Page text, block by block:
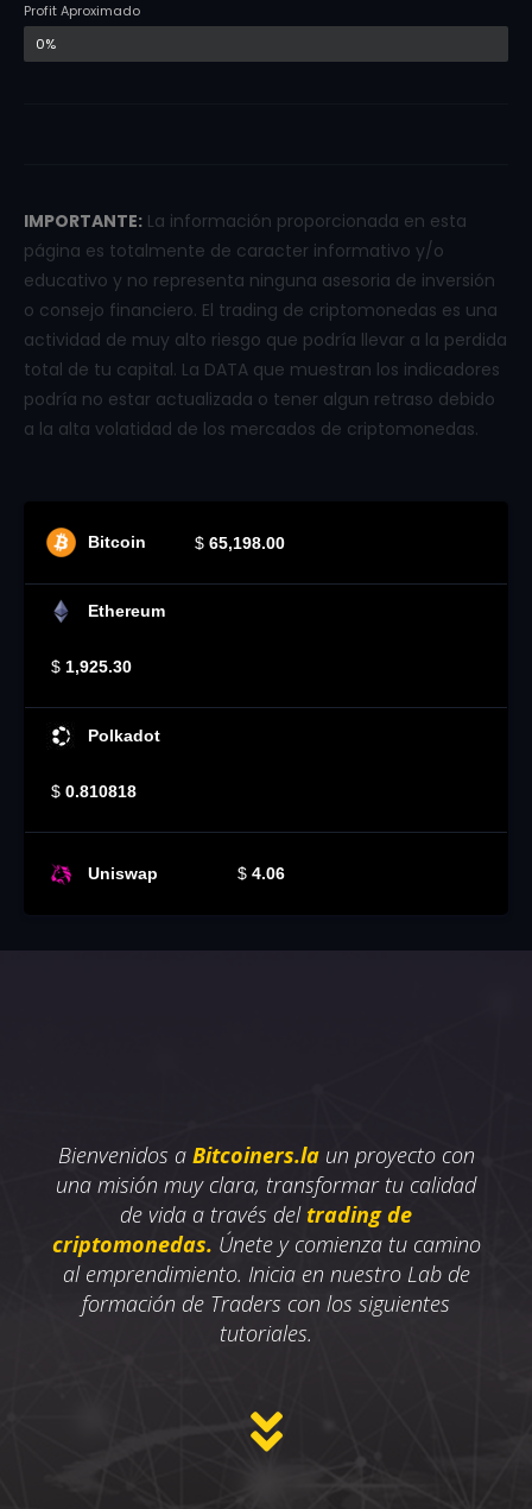
Profit Aproximado
0%
IMPORTANTE: La información proporcionada en esta
página es totalmente de caracter informativo y/o
educativo y no representa ninguna asesoria de inversión
o consejo financiero. El trading de criptomonedas es una
actividad de muy alto riesgo que podría llevar a la perdida
total de tu capital. La DATA que muestran los indicadores
podría no estar actualizada o tener algun retraso debido
a la alta volatidad de los mercados de criptomonedas.
Bitcoin $ 65,198.00
Ethereum
$ 1,925.30
Polkadot
$ 0.810818
Uniswap $ 4.06
Bienvenidos a Bitcoiners.la un proyectocon
una misión muy clara, transformar tu calidad
de vida a través del trading de
criptomonedas. Únete y comienza tu camino
al emprendimiento. Inicia en nuestro Lab de
formación de Traders con los siguientes
tutoriales.